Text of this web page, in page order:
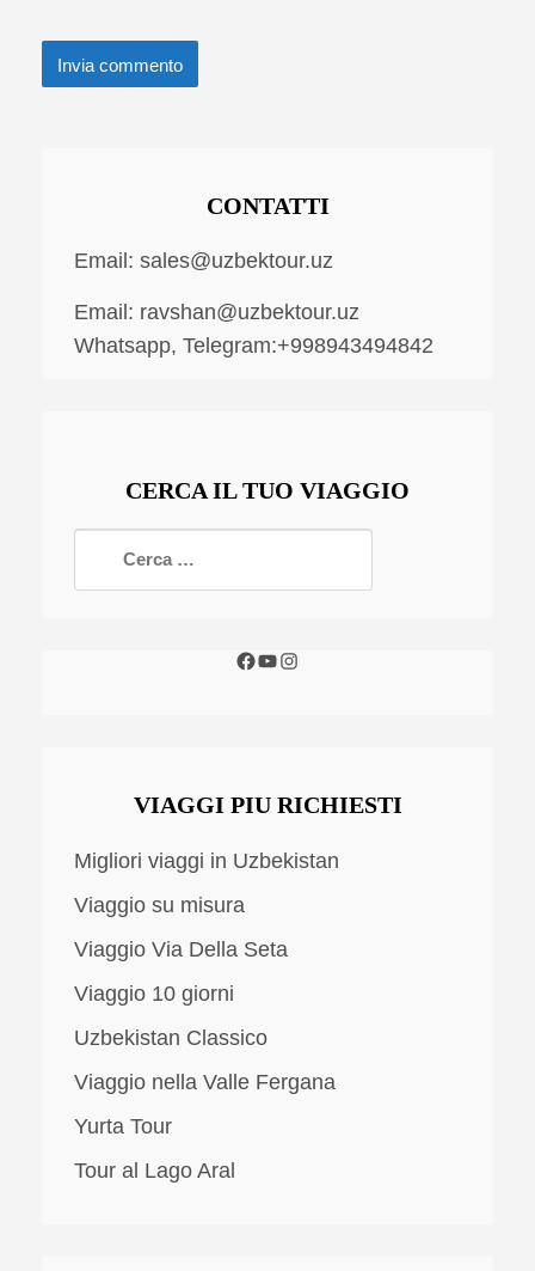
CONTATTI
Email: sales@uzbektour.uz
Email: ravshan@uzbektour.uz
Whatsapp, Telegram:+998943494842
CERCA IL TUO VIAGGIO
VIAGGI PIU RICHIESTI
Migliori viaggi in Uzbekistan
Viaggio su misura
Viaggio Via Della Seta
Viaggio 10 giorni
Uzbekistan Classico
Viaggio nella Valle Fergana
Yurta Tour
Tour al Lago Aral